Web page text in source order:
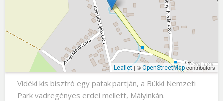
Leaflet| © OpenStreetMapcontributors
Vidéki kis bisztró egy patak partján, a Bükki Nemzeti
Park vadregényes erdei mellett, Mályinkán.